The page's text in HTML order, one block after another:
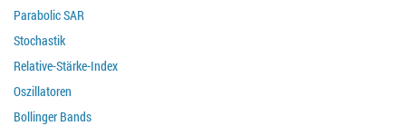
Parabolic SAR
Stochastik
Relative-Stärke-Index
Oszillatoren
Bollinger Bands